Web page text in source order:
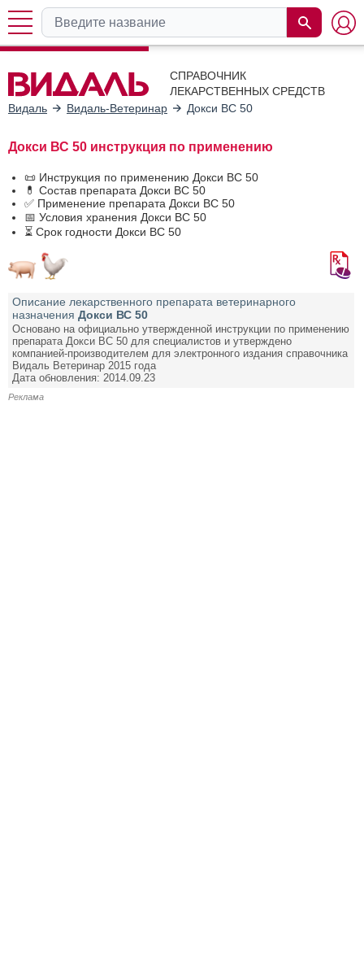
СПРАВОЧНИК
ЛЕКАРСТВЕННЫХ СРЕДСТВ
Видаль
Видаль-Ветеринар Докси ВС 50
Докси ВС 50 инструкция по применению
📜 Инструкция по применению Докси ВС 50
💊 Состав препарата Докси ВС 50
✅ Применение препарата Докси ВС 50
📅 Условия хранения Докси ВС 50
⏳ Срок годности Докси ВС 50
Описание лекарственного препарата ветеринарного
назначения Докси ВС 50
Основано на официально утвержденной инструкции по применению
препарата Докси ВС 50 для специалистов и утверждено
компанией-производителем для электронного издания справочника
Видаль Ветеринар 2015 года
Дата обновления: 2014.09.23
Реклама